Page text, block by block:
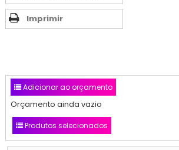
Imprimir
Adicionar ao orçamento
Orçamento ainda vazio
Produtos selecionados